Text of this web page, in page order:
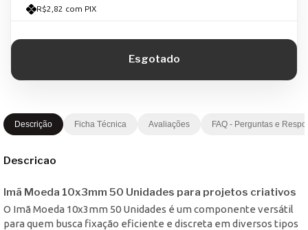
R$2,82 com PIX
Descrição Ficha Técnica Avaliações FAQ - Perguntas e
Descricao
Imã Moeda 10x3mm 50 Unidades para projetos criativos
O Imã Moeda 10x3mm 50 Unidades é um componente versátil
para quem busca fixação eficiente e discreta em diversos tipos